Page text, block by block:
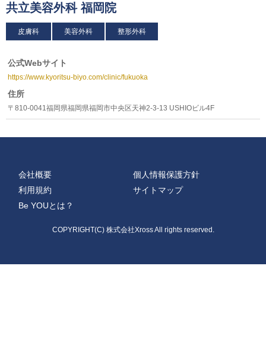
共立美容外科 福岡院
皮膚科 美容外科 整形外科
公式Webサイト
https://www.kyoritsu-biyo.com/clinic/fukuoka
住所
〒810-0041福岡県福岡県福岡市中央区天神2-3-13 USHIOビル4F
会社概要
個人情報保護方針
利用規約
サイトマップ
Be YOUとは？
COPYRIGHT(C) 株式会社Xross All rights reserved.